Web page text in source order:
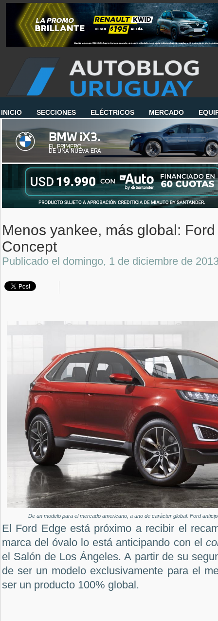
INICIO SECCIONES ELÉCTRICOS MERCADO
Menos yankee, más global:
Concept
Publicado el domingo, 1 de diciembre de
De un modelo para el mercado americano, a uno de carácter global. Ford
El Ford Edge está próximo a recibir el
marca del óvalo lo está anticipando con el
el Salón de Los Ángeles. A partir de su
de ser un modelo exclusivamente para el
ser un producto 100% global.